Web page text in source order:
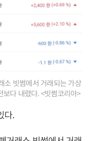
소 빗썸에서 거래되는 가상
다 내렸다. <빗썸코리아>
다.